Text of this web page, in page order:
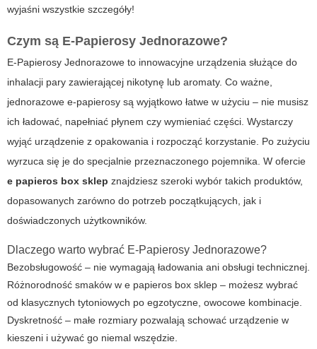
wyjaśni wszystkie szczegóły!
Czym są E-Papierosy Jednorazowe?
E-Papierosy Jednorazowe to innowacyjne urządzenia służące do
inhalacji pary zawierającej nikotynę lub aromaty. Co ważne,
jednorazowe e-papierosy są wyjątkowo łatwe w użyciu – nie musisz
ich ładować, napełniać płynem czy wymieniać części. Wystarczy
wyjąć urządzenie z opakowania i rozpocząć korzystanie. Po zużyciu
wyrzuca się je do specjalnie przeznaczonego pojemnika. W ofercie
e papieros box sklep znajdziesz szeroki wybór takich produktów,
dopasowanych zarówno do potrzeb początkujących, jak i
doświadczonych użytkowników.
Dlaczego warto wybrać E-Papierosy Jednorazowe?
Bezobsługowość – nie wymagają ładowania ani obsługi technicznej.
Różnorodność smaków w e papieros box sklep – możesz wybrać
od klasycznych tytoniowych po egzotyczne, owocowe kombinacje.
Dyskretność – małe rozmiary pozwalają schować urządzenie w
kieszeni i używać go niemal wszędzie.